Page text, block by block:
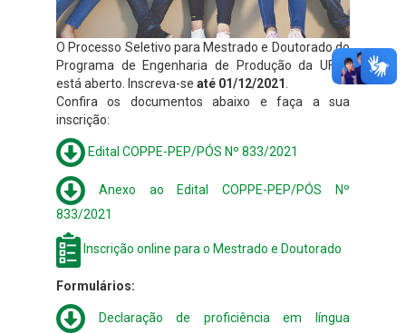
O Processo Seletivo para Mestrado e Doutorado do
Programa de Engenharia de Produção da UFRJ
está aberto. Inscreva-se até 01/12/2021 .
Confira os documentos abaixo e faça a sua
inscrição:
Edital COPPE-PEP/PÓS Nº 833/2021
Anexo ao Edital COPPE-PEP/PÓS Nº
833/2021
Inscrição online para o Mestrado e Doutorado
Formulários:
Declaração de proficiência em língua